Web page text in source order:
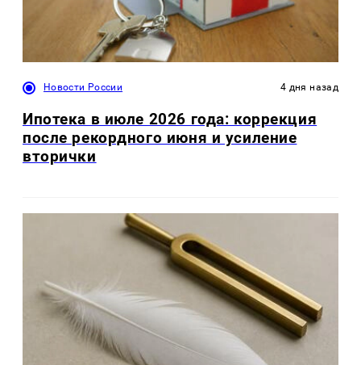
Новости России 4 дня назад
Ипотека в июле 2026 года: коррекция
после рекордного июня и усиление
вторички